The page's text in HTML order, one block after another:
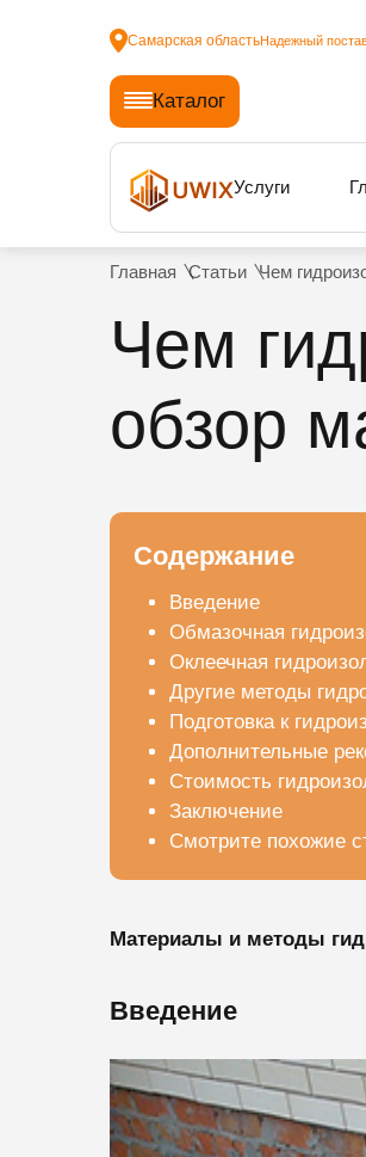
Самарская областьНадежный
Каталог
Услуги
Главная Статьи Чем
Чем
обзор
Содержание
Введение
Обмазочная
Оклеечная
Другие методы
Подготовка к
Дополнительные
Стоимость
Заключение
Смотрите похожие
Материалы и методы
Введение